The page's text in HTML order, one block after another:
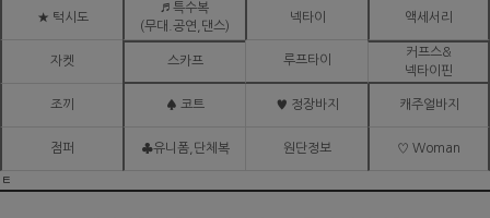
★ 턱시도
♬ 특수복
(무대.공연,댄스)
넥타이 액세서리
자켓 스카프 루프타이
커프스&
넥타이핀
조끼 ♠ 코트 ♥ 정장바지 캐주얼바지
점퍼 ♣유니폼,단체복 원단정보 ♡ Woman
ㅌ